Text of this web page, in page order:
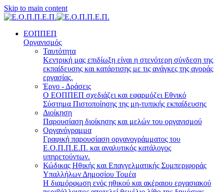
Skip to main content
ΕΟΠΠΕΠ
Οργανισμός
Ταυτότητα
Κεντρική μας επιδίωξη είναι η στενότερη σύνδεση της
εκπαίδευσης και κατάρτισης με τις ανάγκες της αγοράς
εργασίας.
Έργο - Δράσεις
Ο ΕΟΠΠΕΠ σχεδιάζει και εφαρμόζει Eθνικό
Σύστημα Πιστοποίησης της μη-τυπικής εκπαίδευσης
Διοίκηση
Παρουσίαση διοίκησης και μελών του οργανισμού
Οργανόγραμμα
Γραφική παρουσίαση οργανογράμματος του
Ε.Ο.Π.Π.Ε.Π. και αναλυτικός κατάλογος
υπηρετούντων.
Κώδικας Ηθικής και Επαγγελματικής Συμπεριφοράς
Υπαλλήλων Δημοσίου Τομέα
Η διαμόρφωση ενός ηθικού και ακέραιου εργασιακού